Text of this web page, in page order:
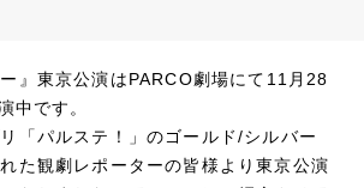
』東京公演はPARCO劇場にて11月28
中です。
「パルステ！」のゴールド/シルバー
た観劇レポーターの皆様より東京公演